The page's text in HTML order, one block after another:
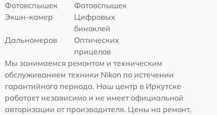
Фотовспышек
Фотовспышек
Экшн-камер
Цифровых
биноклей
Дальномеров
Оптических
прицелов
Мы занимаемся ремонтом и техническим
обслуживанием техники Nikon по истечении
гарантийного периода. Наш центр в Иркутске
работает независимо и не имеет официальной
авторизации от производителя. Цены на ремонт,